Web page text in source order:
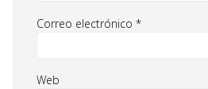
Correo electrónico *
Web